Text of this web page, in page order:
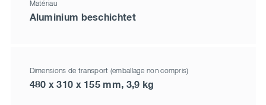
Matériau
Aluminium beschichtet
Dimensions de transport (emballage non compris)
480 x 310 x 155 mm, 3,9 kg